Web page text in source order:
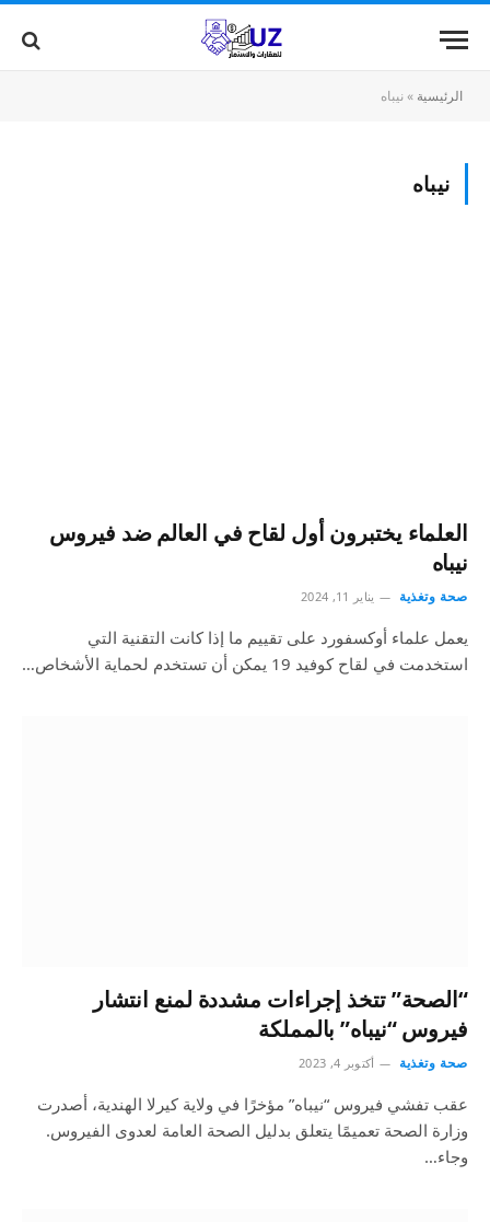
الرئيسية »نيباه
نيباه
العلماء يختبرون أول لقاح في العالم ضد فيروس
نيباه
صحة وتغذية يناير 11, 2024
يعمل علماء أوكسفورد على تقييم ما إذا كانت التقنية التي
استخدمت في لقاح كوفيد 19 يمكن أن تستخدم لحماية الأشخاص…
“الصحة” تتخذ إجراءات مشددة لمنع انتشار
فيروس “نيباه” بالمملكة
صحة وتغذية أكتوبر 4, 2023
عقب تفشي فيروس “نيباه” مؤخرًا في ولاية كيرلا الهندية، أصدرت
وزارة الصحة تعميمًا يتعلق بدليل الصحة العامة لعدوى الفيروس.
وجاء…